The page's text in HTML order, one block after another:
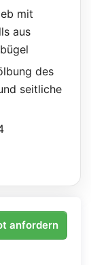
mit
aus
des
seitliche
anfordern